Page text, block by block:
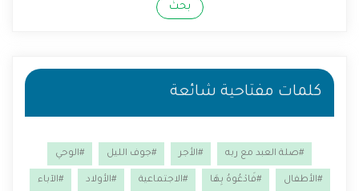
بحث
كلمات مفتاحية شائعة
#صلة العبد مع ربه #الأجر #جوف الليل #الوحي
#الأطفال #فَادْعُوهُ بِهَا #الاجتماعية #الأولاد #الآباء